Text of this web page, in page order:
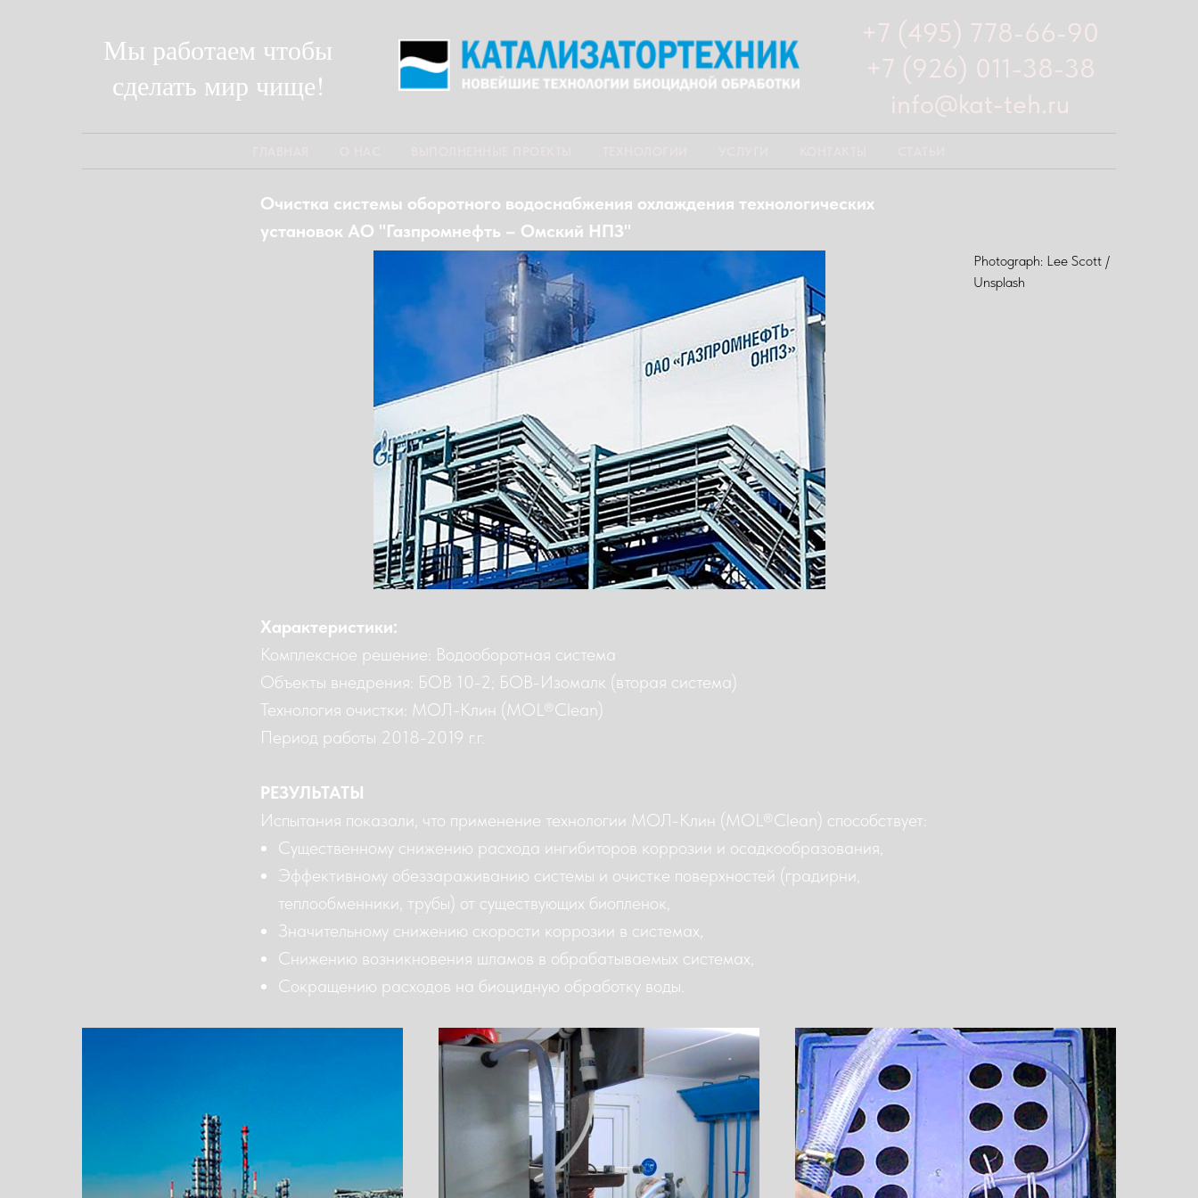
Мы работаем чтобы
сделать мир чище!
+7 (495) 778-66-90
+7 (926) 011-38-38
info@kat-teh.ru
Очистка системы оборотного водоснабжения охлаждения технологических
установок АО "Газпромнефть – Омский НПЗ"
Photograph: Lee Scott /
Unsplash
Характеристики:
Комплексное решение: Водооборотная система
Объекты внедрения: БОВ 10-2; БОВ-Изомалк (вторая система)
Технология очистки: МОЛ-Клин (MOL®Clean)
Период работы 2018-2019 г.г.
РЕЗУЛЬТАТЫ
Испытания показали, что применение технологии МОЛ-Клин (MOL®Clean) способствует:
Существенному снижению расхода ингибиторов коррозии и осадкообразования,
Эффективному обеззараживанию системы и очистке поверхностей (градирни,
теплообменники, трубы) от существующих биопленок,
Значительному снижению скорости коррозии в системах,
Снижению возникновения шламов в обрабатываемых системах,
Сокращению расходов на биоцидную обработку воды.